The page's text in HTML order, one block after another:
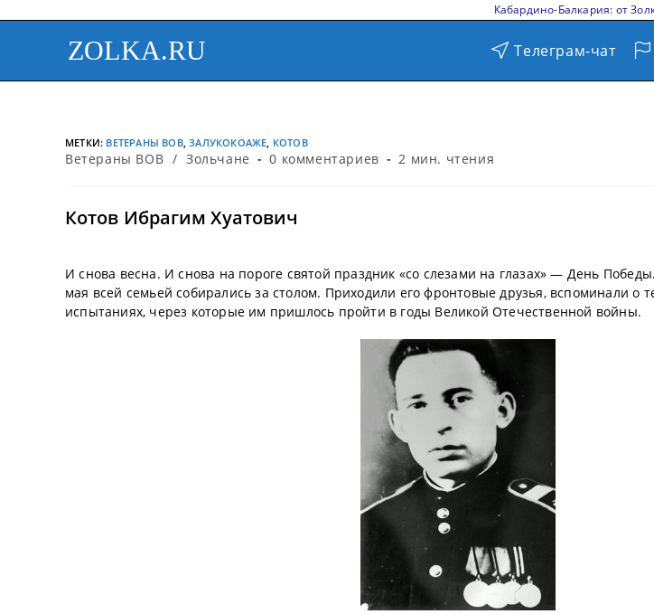
Кабардино-Балкария: от
ZOLKA.RU Телеграм-чат
МЕТКИ: ВЕТЕРАНЫ ВОВ, ЗАЛУКОКОАЖЕ, КОТОВ
Ветераны ВОВ / Зольчане 0 комментариев 2 мин. чтения
Котов Ибрагим Хуатович
И снова весна. И снова на пороге святой праздник «со слезами на глазах» — День
мая всей семьей собирались за столом. Приходили его фронтовые друзья, вспоминали о
испытаниях, через которые им пришлось пройти в годы Великой Отечественной войны.